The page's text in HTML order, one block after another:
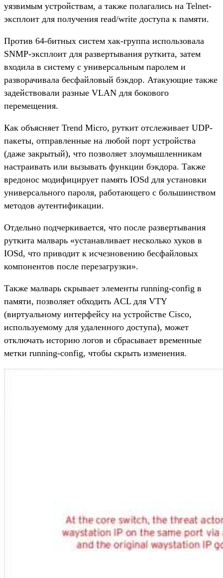
уязвимым устройствам, а также полагались на Telnet-
эксплоит для получения read/write доступа к памяти.
Против 64-битных систем хак-группа использовала
SNMP-эксплоит для развертывания руткита, затем
входила в систему с универсальным паролем и
разворачивала бесфайловый бэкдор. Атакующие также
задействовали разные VLAN для бокового
перемещения.
Как объясняет Trend Micro, руткит отслеживает UDP-
пакеты, отправленные на любой порт устройства
(даже закрытый), что позволяет злоумышленникам
настраивать или вызывать функции бэкдора. Также
вредонос модифицирует память IOSd для установки
универсального пароля, работающего с большинством
методов аутентификации.
Отдельно подчеркивается, что после развертывания
руткита малварь «устанавливает несколько хуков в
IOSd, что приводит к исчезновению бесфайловых
компонентов после перезагрузки».
Также малварь скрывает элементы running-config в
памяти, позволяет обходить ACL для VTY
(виртуальному интерфейсу на устройстве Cisco,
используемому для удаленного доступа), может
отключать историю логов и сбрасывает временные
метки running-config, чтобы скрыть изменения.